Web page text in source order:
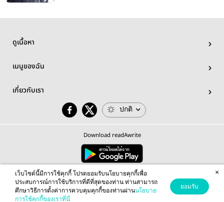
ดูเนื้อหา
เมนูของฉัน
เกี่ยวกับเรา
ปกติ
Download readAwrite
© 2026 readAwrite.com by MEB Corporation Public Company Limited
This site is protected by reCAPTCHA and the Google Privacy Policy Terms of Serviceapply.
เว็บไซต์นี้มีการใช้คุกกี้ โปรดยอมรับนโยบายคุกกี้เพื่อ
ประสบการณ์การใช้บริการที่ดีที่สุดของท่าน ท่านสามารถ
ศึกษาวิธีการตั้งค่าการควบคุมคุกกี้ของท่านผ่านนโยบาย
การใช้คุกกี้ของเราที่นี่
ยอมรับ
×